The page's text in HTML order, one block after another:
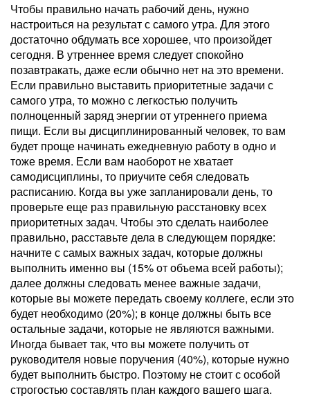
Чтобы правильно начать рабочий день, нужно
настроиться на результат с самого утра. Для этого
достаточно обдумать все хорошее, что произойдет
сегодня. В утреннее время следует спокойно
позавтракать, даже если обычно нет на это времени.
Если правильно выставить приоритетные задачи с
самого утра, то можно с легкостью получить
полноценный заряд энергии от утреннего приема
пищи. Если вы дисциплинированный человек, то вам
будет проще начинать ежедневную работу в одно и
тоже время. Если вам наоборот не хватает
самодисциплины, то приучите себя следовать
расписанию. Когда вы уже запланировали день, то
проверьте еще раз правильную расстановку всех
приоритетных задач. Чтобы это сделать наиболее
правильно, расставьте дела в следующем порядке:
начните с самых важных задач, которые должны
выполнить именно вы (15% от объема всей работы);
далее должны следовать менее важные задачи,
которые вы можете передать своему коллеге, если это
будет необходимо (20%); в конце должны быть все
остальные задачи, которые не являются важными.
Иногда бывает так, что вы можете получить от
руководителя новые поручения (40%), которые нужно
будет выполнить быстро. Поэтому не стоит с особой
строгостью составлять план каждого вашего шага.